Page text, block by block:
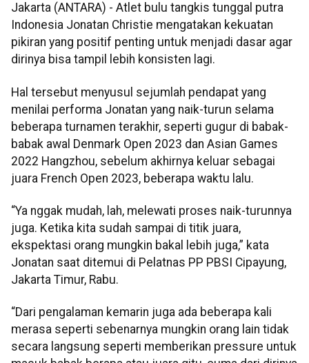
Jakarta (ANTARA) - Atlet bulu tangkis tunggal putra
Indonesia Jonatan Christie mengatakan kekuatan
pikiran yang positif penting untuk menjadi dasar agar
dirinya bisa tampil lebih konsisten lagi.
Hal tersebut menyusul sejumlah pendapat yang
menilai performa Jonatan yang naik-turun selama
beberapa turnamen terakhir, seperti gugur di babak-
babak awal Denmark Open 2023 dan Asian Games
2022 Hangzhou, sebelum akhirnya keluar sebagai
juara French Open 2023, beberapa waktu lalu.
“Ya nggak mudah, lah, melewati proses naik-turunnya
juga. Ketika kita sudah sampai di titik juara,
ekspektasi orang mungkin bakal lebih juga,” kata
Jonatan saat ditemui di Pelatnas PP PBSI Cipayung,
Jakarta Timur, Rabu.
“Dari pengalaman kemarin juga ada beberapa kali
merasa seperti sebenarnya mungkin orang lain tidak
secara langsung seperti memberikan pressure untuk